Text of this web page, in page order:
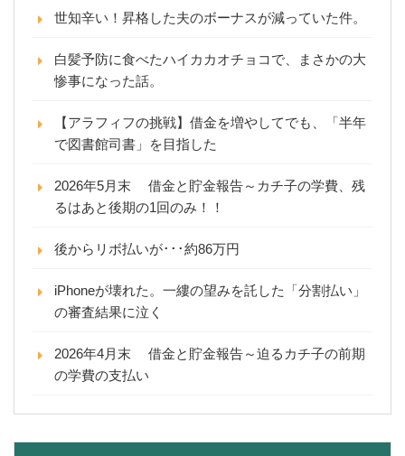
世知辛い！昇格した夫のボーナスが減っていた件。
白髪予防に食べたハイカカオチョコで、まさかの大
惨事になった話。
【アラフィフの挑戦】借金を増やしてでも、「半年
で図書館司書」を目指した
2026年5月末 借金と貯金報告～カチ子の学費、残
るはあと後期の1回のみ！！
後からリボ払いが･･･約86万円
iPhoneが壊れた。一縷の望みを託した「分割払い」
の審査結果に泣く
2026年4月末 借金と貯金報告～迫るカチ子の前期
の学費の支払い